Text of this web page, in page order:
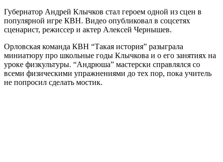
Губернатор Андрей Клычков стал героем одной из сцен в
популярной игре КВН. Видео опубликовал в соцсетях
сценарист, режиссер и актер Алексей Чернышев.
Орловская команда КВН “Такая история” разыграла
миниатюру про школьные годы Клычкова и о его занятиях на
уроке физкультуры. “Андрюша” мастерски справлялся со
всеми физическими упражнениями до тех пор, пока учитель
не попросил сделать мостик.